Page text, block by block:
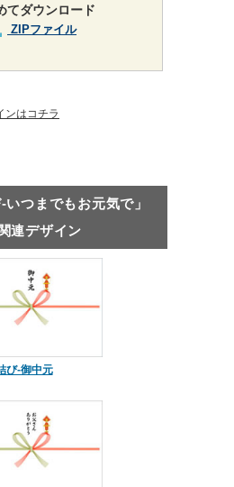
てダウンロード
ZIPファイル
ンはコチラ
いつまでもお元気で」
連デザイン
び-御中元